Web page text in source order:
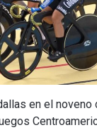
en el noveno